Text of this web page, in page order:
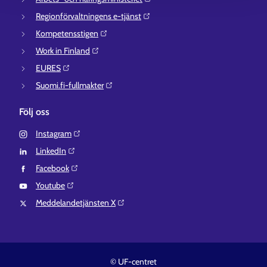
Regionförvaltningens e-tjänst⁠
Kompetensstigen⁠
Work in Finland⁠
EURES⁠
Suomi.fi-fullmakter⁠
Följ oss
Instagram⁠
LinkedIn⁠
Facebook⁠
Youtube⁠
Meddelandetjänsten X⁠
© UF-centret